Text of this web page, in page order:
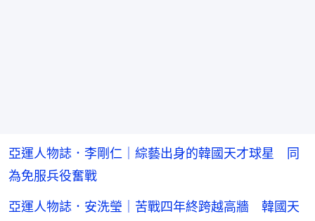
亞運人物誌．李剛仁｜綜藝出身的韓國天才球星 同
為免服兵役奮戰
亞運人物誌．安洗瑩｜苦戰四年終跨越高牆 韓國天